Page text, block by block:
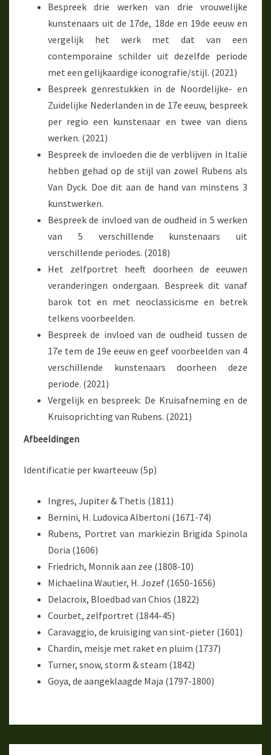
Bespreek drie werken van drie vrouwelijke
kunstenaars uit de 17de, 18de en 19de eeuw en
vergelijk het werk met dat van een
contemporaine schilder uit dezelfde periode
met een gelijkaardige iconografie/stijl. (2021)
Bespreek genrestukken in de Noordelijke- en
Zuidelijke Nederlanden in de 17e eeuw, bespreek
per regio een kunstenaar en twee van diens
werken. (2021)
Bespreek de invloeden die de verblijven in Italië
hebben gehad op de stijl van zowel Rubens als
Van Dyck. Doe dit aan de hand van minstens 3
kunstwerken.
Bespreek de invloed van de oudheid in 5 werken
van 5 verschillende kunstenaars uit
verschillende periodes. (2018)
Het zelfportret heeft doorheen de eeuwen
veranderingen ondergaan. Bespreek dit vanaf
barok tot en met neoclassicisme en betrek
telkens voorbeelden.
Bespreek de invloed van de oudheid tussen de
17e tem de 19e eeuw en geef voorbeelden van 4
verschillende kunstenaars doorheen deze
periode. (2021)
Vergelijk en bespreek: De Kruisafneming en de
Kruisoprichting van Rubens. (2021)
Afbeeldingen
Identificatie per kwarteeuw (5p)
Ingres, Jupiter & Thetis (1811)
Bernini, H. Ludovica Albertoni (1671-74)
Rubens, Portret van markiezin Brigida Spinola
Doria (1606)
Friedrich, Monnik aan zee (1808-10)
Michaelina Wautier, H. Jozef (1650-1656)
Delacroix, Bloedbad van Chios (1822)
Courbet, zelfportret (1844-45)
Caravaggio, de kruisiging van sint-pieter (1601)
Chardin, meisje met raket en pluim (1737)
Turner, snow, storm & steam (1842)
Goya, de aangeklaagde Maja (1797-1800)